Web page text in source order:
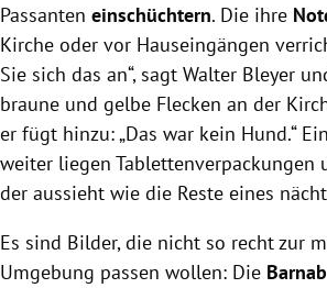
Passanten einschüchtern. Die ihre
Kirche oder vor Hauseingängen
Sie sich das an“, sagt Walter Bleyer
braune und gelbe Flecken an der
er fügt hinzu: „Das war kein Hund.“
weiter liegen Tablettenverpackungen
der aussieht wie die Reste eines
Es sind Bilder, die nicht so recht zur
Umgebung passen wollen: Die